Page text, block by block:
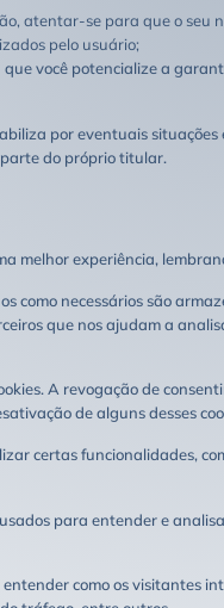
atentar-se para que o
pelo usuário;
você potencialize a
por eventuais
do próprio titular.
melhor experiência,
como necessários são
que nos ajudam a
A revogação de
de alguns desses
certas funcionalidades,
​​para entender e
como os visitantes